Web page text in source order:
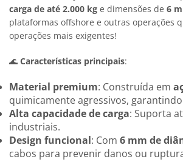
carga de até 2.000 kg e dimensões de 6
plataformas offshore e outras operações
operações mais exigentes!
🌊 Características principais:
Material premium: Construída em
quimicamente agressivos,
Alta capacidade de carga: Suporta
industriais.
Design funcional: Com 6 mm de
cabos para prevenir danos ou